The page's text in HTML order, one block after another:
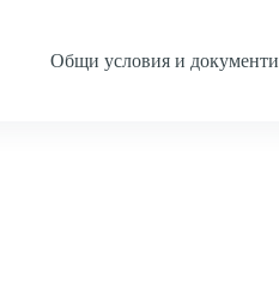
Общи условия и документи